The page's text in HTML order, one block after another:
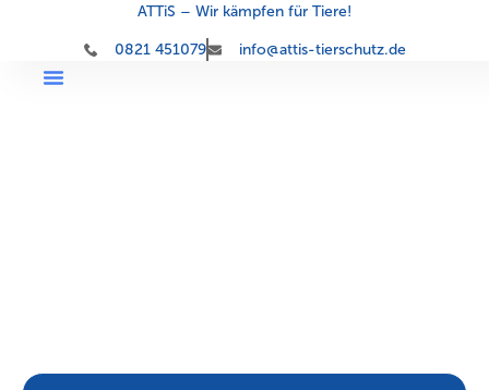
ATTiS – Wir kämpfen für Tiere!
0821 451079 info@attis-tierschutz.de